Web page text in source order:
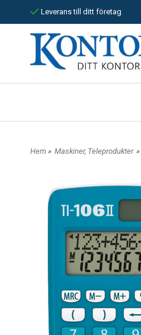
Leverans till ditt företag
Hem » Maskiner, Teleprodukter »